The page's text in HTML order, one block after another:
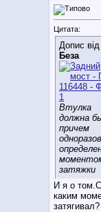
Цитата:
Допис від
Беза
Втулка
должна
причем
затяжки
И я о том.С
каким
затягивал?